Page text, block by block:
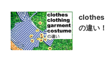
clothes
の違い